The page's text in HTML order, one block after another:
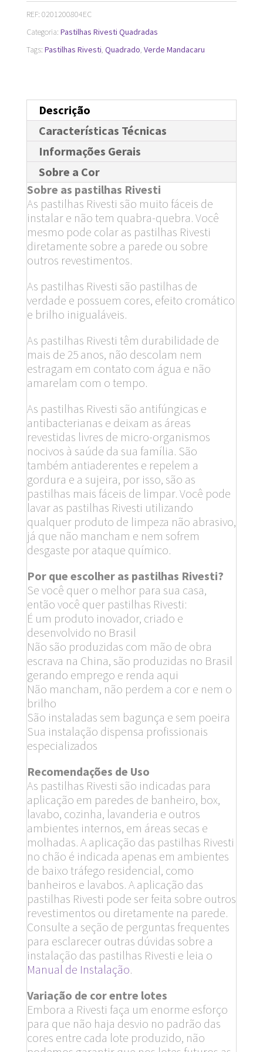
33
cm
quantidade
REF: 0201200804EC
Categoria: Pastilhas Rivesti Quadradas
Tags: Pastilhas Rivesti, Quadrado, Verde Mandacaru
Descrição
Características Técnicas
Informações Gerais
Sobre a Cor
Sobre as pastilhas Rivesti
As pastilhas Rivesti são muito fáceis de
instalar e não tem quabra-quebra. Você
mesmo pode colar as pastilhas Rivesti
diretamente sobre a parede ou sobre
outros revestimentos.
As pastilhas Rivesti são pastilhas de
verdade e possuem cores, efeito cromático
e brilho inigualáveis.
As pastilhas Rivesti têm durabilidade de
mais de 25 anos, não descolam nem
estragam em contato com água e não
amarelam com o tempo.
As pastilhas Rivesti são antifúngicas e
antibacterianas e deixam as áreas
revestidas livres de micro-organismos
nocivos à saúde da sua família. São
também antiaderentes e repelem a
gordura e a sujeira, por isso, são as
pastilhas mais fáceis de limpar. Você pode
lavar as pastilhas Rivesti utilizando
qualquer produto de limpeza não abrasivo,
já que não mancham e nem sofrem
desgaste por ataque químico.
Por que escolher as pastilhas Rivesti?
Se você quer o melhor para sua casa,
então você quer pastilhas Rivesti:
É um produto inovador, criado e
desenvolvido no Brasil
Não são produzidas com mão de obra
escrava na China, são produzidas no Brasil
gerando emprego e renda aqui
Não mancham, não perdem a cor e nem o
brilho
São instaladas sem bagunça e sem poeira
Sua instalação dispensa profissionais
especializados
Recomendações de Uso
As pastilhas Rivesti são indicadas para
aplicação em paredes de banheiro, box,
lavabo, cozinha, lavanderia e outros
ambientes internos, em áreas secas e
molhadas. A aplicação das pastilhas Rivesti
no chão é indicada apenas em ambientes
de baixo tráfego residencial, como
banheiros e lavabos. A aplicação das
pastilhas Rivesti pode ser feita sobre outros
revestimentos ou diretamente na parede.
Consulte a seção de perguntas frequentes
para esclarecer outras dúvidas sobre a
instalação das pastilhas Rivesti e leia o
Manual de Instalação.
Variação de cor entre lotes
Embora a Rivesti faça um enorme esforço
para que não haja desvio no padrão das
cores entre cada lote produzido, não